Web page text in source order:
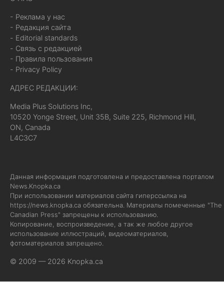
- Реклама у нас
- Редакция сайта
- Editorial standards
- Связь с редакцией
- Правила пользования
- Privacy Policy
АДРЕС РЕДАКЦИИ:
Media Plus Solutions Inc,
10520 Yonge Street, Unit 35B, Suite 225, Richmond Hill,
ON, Canada
L4C3C7
Данная информация подготовлена и предоставлена порталом
News.Knopka.ca
При использовании материалов сайта гиперссылка на
https://news.knopka.ca обязательна. Материалы помеченные "The
Canadian Press" запрещены к использованию.
Копирование, воспроизведение, а так же любое другое
использование иллюстраций, видеоматериалов,
фотоматериалов запрещено.
© 2009 — 2026 Knopka.ca